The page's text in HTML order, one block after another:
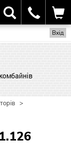
Вхід
>